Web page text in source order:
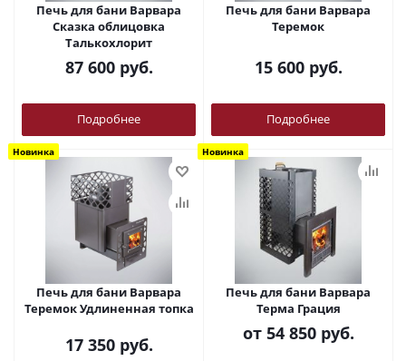
Печь для бани Варвара
Сказка облицовка
Талькохлорит
87 600руб.
Подробнее
Печь для бани Варвара
Теремок
15 600руб.
Подробнее
Новинка
Печь для бани Варвара
Теремок Удлиненная топка
17 350руб.
Новинка
Печь для бани Варвара
Терма Грация
от 54 850 руб.